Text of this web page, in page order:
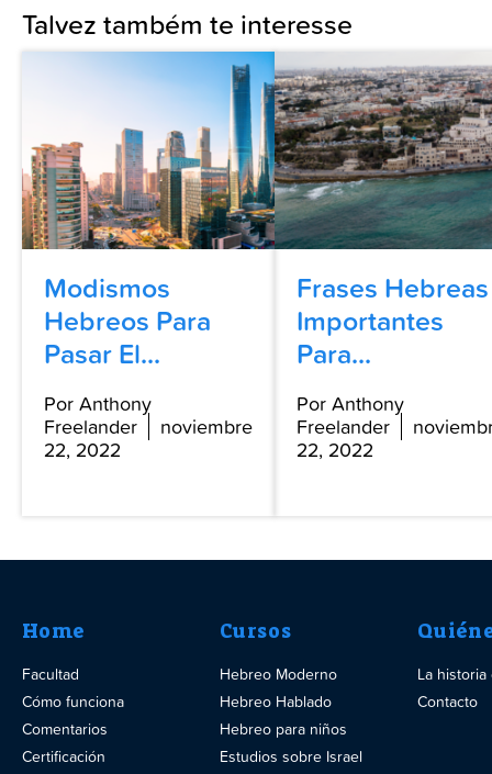
Talvez também te interesse
Modismos
Hebreos Para
Pasar El...
Por Anthony
Freelander
noviembre
22, 2022
Frases Hebreas
Importantes
Para...
Por Anthony
Freelander
22, 2022
Home
Facultad
Cómo funciona
Comentarios
Certificación
Cursos
Hebreo Moderno
Hebreo Hablado
Hebreo para niños
Estudios sobre Israel
La
Contacto